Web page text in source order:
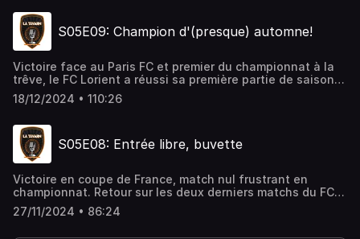
S05E09: Champion d'(presque) automne!
Victoire face au Paris FC et premier du championnat à la
trêve, le FC Lorient a réussi sa première partie de saison!
Retour sur le match et bilan de la phase aller avec Julien
Lucas Pierrot et Raph!
18/12/2024 • 110:26
S05E08: Entrée libre, buvette
Victoire en coupe de France, match nul frustrant en
championnat. Retour sur les deux derniers matchs du FC
Lorient et projection sur la fin de l'année avec Julien
Pierrot et Rapha!
27/11/2024 • 86:24